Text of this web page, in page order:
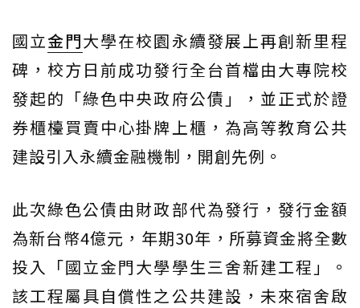
國立金門大學在校園永續發展上再創新里程
碑，校方日前成功發行全台首檔由大專院校
發起的「綠色中央政府公債」，並正式於證
券櫃檯買賣中心掛牌上櫃，為高等教育公共
建設引入永續金融機制，開創先例。
此次綠色公債由財政部代為發行，發行金額
為新台幣4億元，年期30年，所募資金將全數
投入「國立金門大學學生三舍新建工程」。
該工程屬具自償性之公共建設，未來宿舍啟